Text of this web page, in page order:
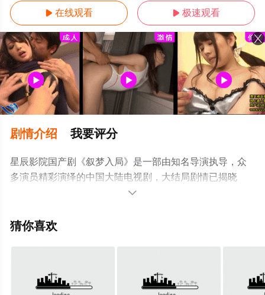
 在线观看  极速观看
剧情介绍 我要评分
星辰影院国产剧《叙梦入局》是一部由知名导演执导，众
多演员精彩演绎的中国大陆电视剧，大结局剧情已揭晓
（全24集），手机免费观看高清未删减完整版电视剧全集
猫或剧情网等平台了解。

猜你喜欢